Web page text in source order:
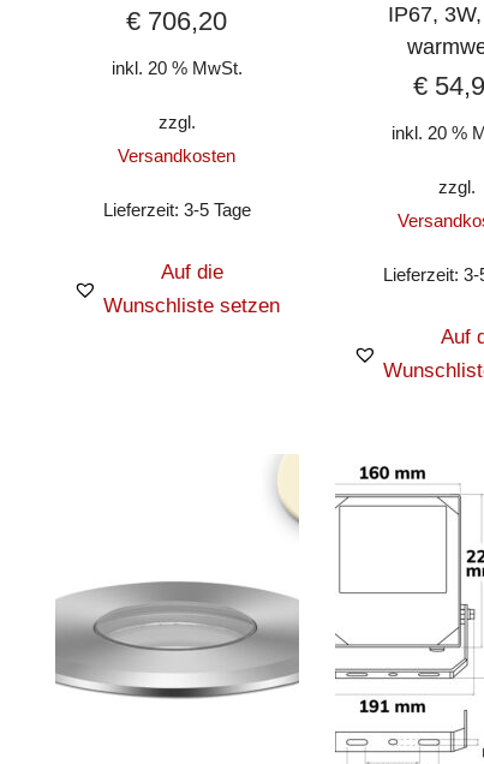
€ 706,20
inkl. 20 % MwSt.
zzgl.
Versandkosten
Lieferzeit: 3-5 Tage
Auf die
Wunschliste setzen
IP67, 3W,
€
inkl. 20 %
zzgl.
Lieferzeit: 3-
Auf